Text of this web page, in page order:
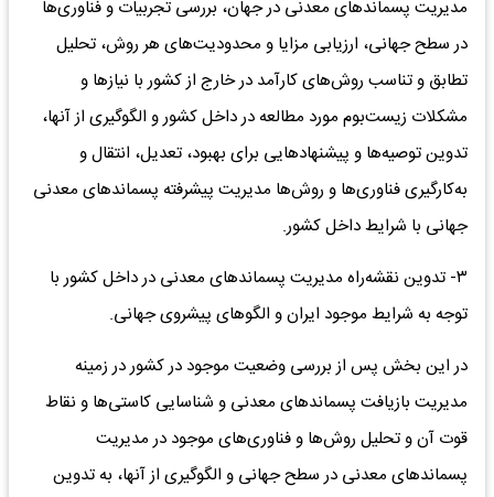
مدیریت‌ پسماندهای‌ معدنی‌ در جهان‌، بررسی‌ تجربیات‌ و فناوری‌ها
در سطح‌ جهانی‌، ارزیابی‌ مزایا و محدودیت‌های‌ هر روش، تحلیل‌
تطابق‌ و تناسب‌ روش‌های‌ کارآمد در خارج‌ از کشور با نیازها و
مشکلات‌ زیست‌بوم‌ مورد مطالعه‌ در داخل‌ کشور و الگوگیری‌ از آنها،
تدوین توصیه‌ها و پیشنهادهایی‌ برای‌ بهبود، تعدیل‌، انتقال‌ و
به‌کارگیری‌ فناوری‌ها و روش‌ها مدیریت‌ پیشرفته‌ پسماندهای‌ معدنی‌
جهانی‌ با شرایط‌ داخل‌ کشور‌.
۳- تدوین‌ نقشه‌راه‌ مدیریت‌ پسماندهای‌ معدنی‌ در داخل‌ کشور با
توجه‌ به‌ شرایط‌ موجود ایران‌ و الگوهای‌ پیشروی‌ جهانی‌.
در این‌ بخش‌ پس‌ از بررسی‌ وضعیت‌ موجود در کشور در زمینه‌
مدیریت‌ بازیافت‌ پسماندهای‌ معدنی‌ و شناسایی‌ کاستی‌ها و نقاط‌
قوت‌ آن و تحلیل‌ روش‌ها و فناوری‌های‌ موجود در مدیریت‌
پسماندهای‌ معدنی‌ در سطح‌ جهانی‌ و الگوگیری‌ از آنها، به‌ تدوین‌